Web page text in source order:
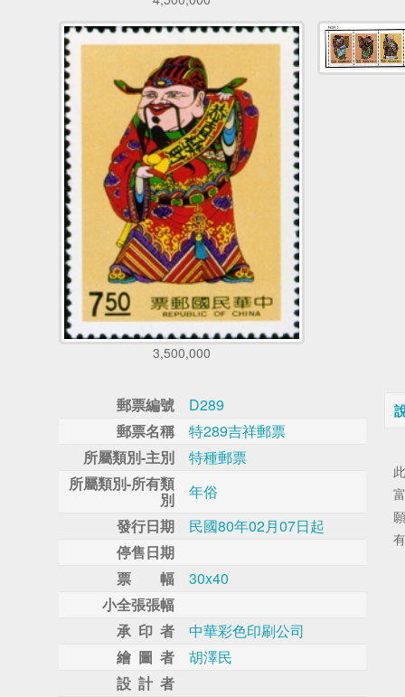
3,500,000
郵票編號
D289
郵票名稱
特289吉祥郵票
所屬類別-主別
特種郵票
所屬類別-所有類
別
年俗
發行日期
民國80年02月07日起
停售日期
票 幅
30x40
小全張張幅
承 印 者
中華彩色印刷公司
繪 圖 者
胡澤民
設 計 者